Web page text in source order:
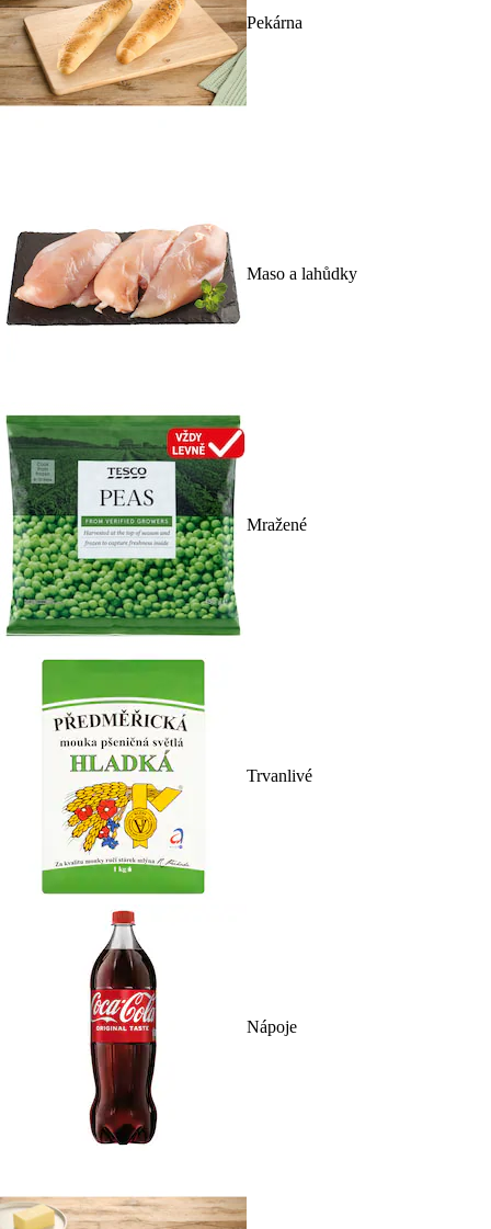
Pekárna
Maso a lahůdky
Mražené
Trvanlivé
Nápoje